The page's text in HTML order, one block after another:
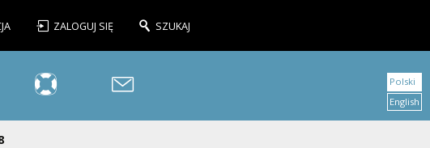
ZALOGUJ SIĘ SZUKAJ
Polski
English